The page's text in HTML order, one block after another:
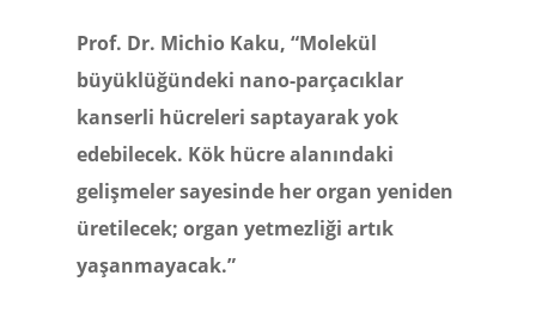
Prof. Dr. Michio Kaku, “Molekül
büyüklüğündeki nano-parçacıklar
kanserli hücreleri saptayarak yok
edebilecek. Kök hücre alanındaki
gelişmeler sayesinde her organ yeniden
üretilecek; organ yetmezliği artık
yaşanmayacak.”